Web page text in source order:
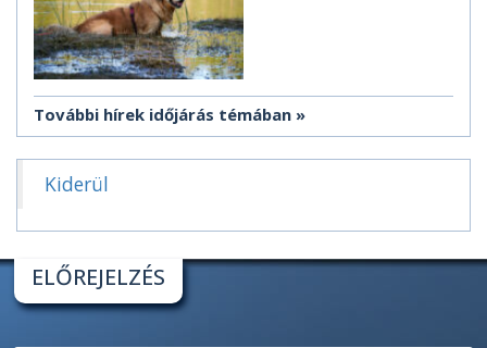
További hírek időjárás témában
Kiderül
ELŐREJELZÉS